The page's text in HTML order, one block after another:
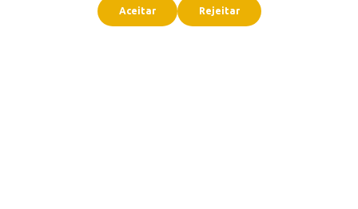
Aceitar Rejeitar